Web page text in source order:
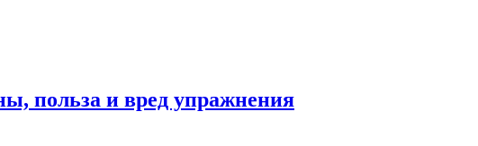
польза и вред упражнения